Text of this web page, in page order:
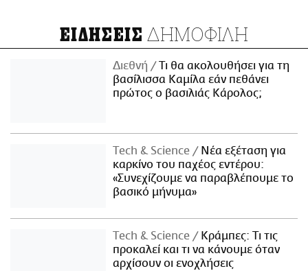
ΕΙΔΗΣΕΙΣ ΔΗΜΟΦΙΛΗ
Διεθνή
Τι θα ακολουθήσει για τη
βασίλισσα Καμίλα εάν πεθάνει
πρώτος ο βασιλιάς Κάρολος;
Τech & Science
Νέα εξέταση για
καρκίνο του παχέος εντέρου:
«Συνεχίζουμε να παραβλέπουμε το
βασικό μήνυμα»
Τech & Science
Κράμπες: Τι τις
προκαλεί και τι να κάνουμε όταν
αρχίσουν οι ενοχλήσεις